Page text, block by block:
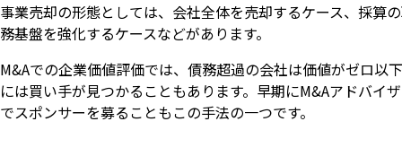
事業売却の形態としては、会社全体を売却するケース、採算
務基盤を強化するケースなどがあります。
M&Aでの企業価値評価では、債務超過の会社は価値がゼロ
には買い手が見つかることもあります。早期にM&Aアドバ
でスポンサーを募ることもこの手法の一つです。